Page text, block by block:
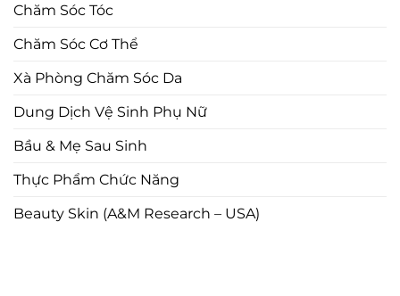
Chăm Sóc Tóc
Chăm Sóc Cơ Thể
Xà Phòng Chăm Sóc Da
Dung Dịch Vệ Sinh Phụ Nữ
Bầu & Mẹ Sau Sinh
Thực Phẩm Chức Năng
Beauty Skin (A&M Research – USA)